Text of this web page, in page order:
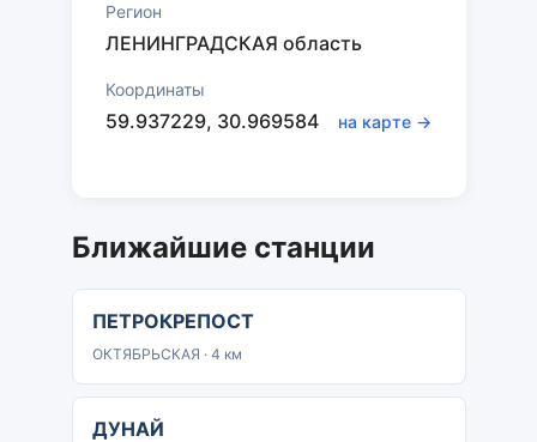
Регион
ЛЕНИНГРАДСКАЯ область
Координаты
59.937229, 30.969584 на карте →
Ближайшие станции
ПЕТРОКРЕПОСТ
ОКТЯБРЬСКАЯ · 4 км
ДУНАЙ